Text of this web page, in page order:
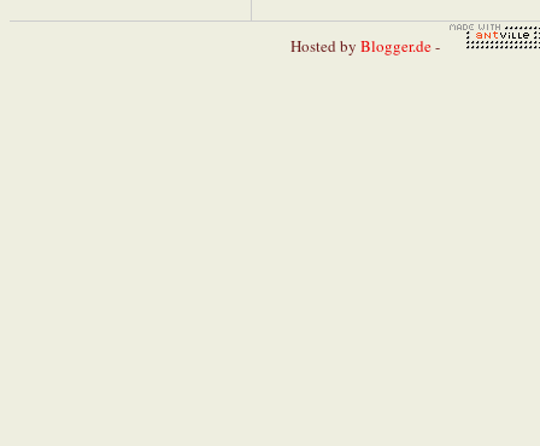
Hosted by Blogger.de-